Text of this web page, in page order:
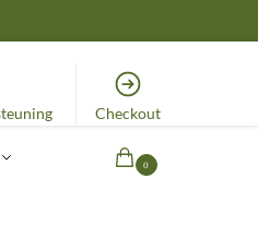
Checkout
0